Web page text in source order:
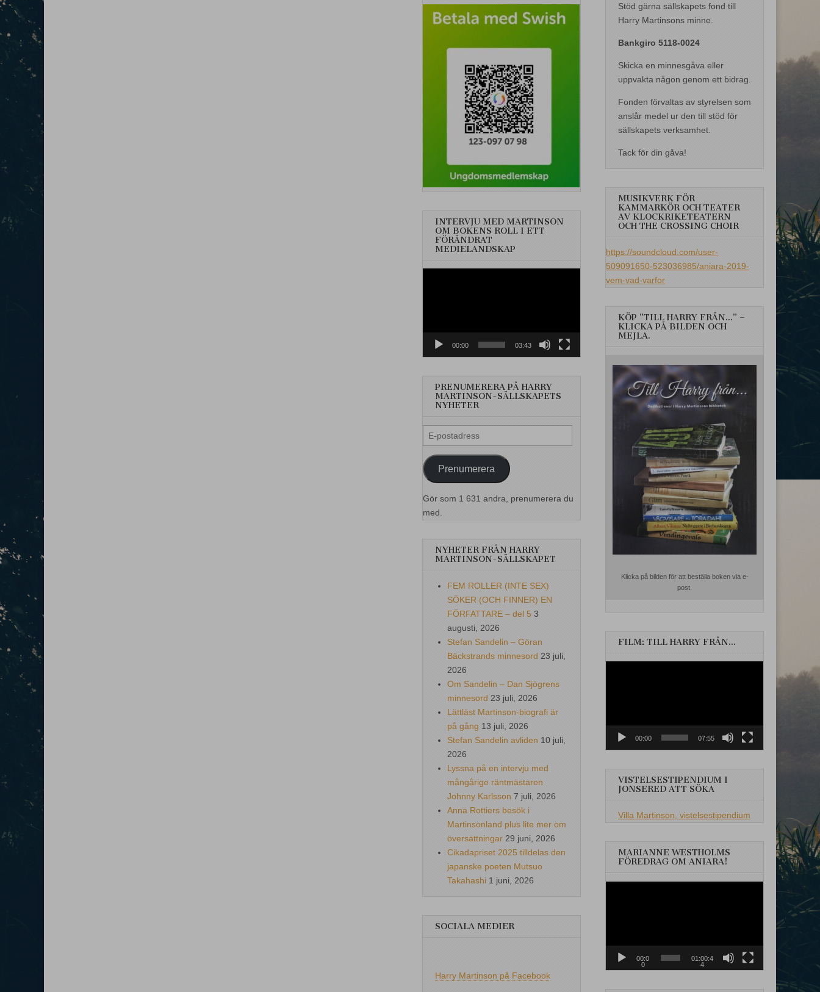
INTERVJU MED MARTINSON
OM BOKENS ROLL I ETT
FÖRÄNDRAT
MEDIELANDSKAP
00:00 03:43
PRENUMERERA PÅ HARRY
MARTINSON-SÄLLSKAPETS
NYHETER
E-
postadress
Prenumerera
Gör som 1 631 andra, prenumerera du
med.
NYHETER FRÅN HARRY
MARTINSON-SÄLLSKAPET
FEM ROLLER (INTE SEX)
SÖKER (OCH FINNER) EN
FÖRFATTARE – del 5 3
augusti, 2026
Stefan Sandelin – Göran
Bäckstrands minnesord 23 juli,
2026
Om Sandelin – Dan Sjögrens
minnesord 23 juli, 2026
Lättläst Martinson-biografi är
på gång 13 juli, 2026
Stefan Sandelin avliden 10 juli,
2026
Lyssna på en intervju med
mångårige räntmästaren
Johnny Karlsson 7 juli, 2026
Anna Rottiers besök i
Martinsonland plus lite mer om
översättningar 29 juni, 2026
Cikadapriset 2025 tilldelas den
japanske poeten Mutsuo
Takahashi 1 juni, 2026
SOCIALA MEDIER
Harry Martinson på Facebook
Stöd gärna sällskapets fond till
Harry Martinsons minne.
Bankgiro 5118-0024
Skicka en minnesgåva eller
uppvakta någon genom ett bidrag.
Fonden förvaltas av styrelsen som
anslår medel ur den till stöd för
sällskapets verksamhet.
Tack för din gåva!
MUSIKVERK FÖR
KAMMARKÖR OCH TEATER
AV KLOCKRIKETEATERN
OCH THE CROSSING CHOIR
https://soundcloud.com/user-
509091650-523036985/aniara-2019-
vem-vad-varfor
KÖP ”TILL HARRY FRÅN…” –
KLICKA PÅ BILDEN OCH
MEJLA.
Klicka på bilden för att beställa boken via e-
post.
FILM: TILL HARRY FRÅN…
00:00 07:55
VISTELSESTIPENDIUM I
JONSERED ATT SÖKA
Villa Martinson, vistelsestipendium
MARIANNE WESTHOLMS
FÖREDRAG OM ANIARA!
00:0
0
01:00:4
4